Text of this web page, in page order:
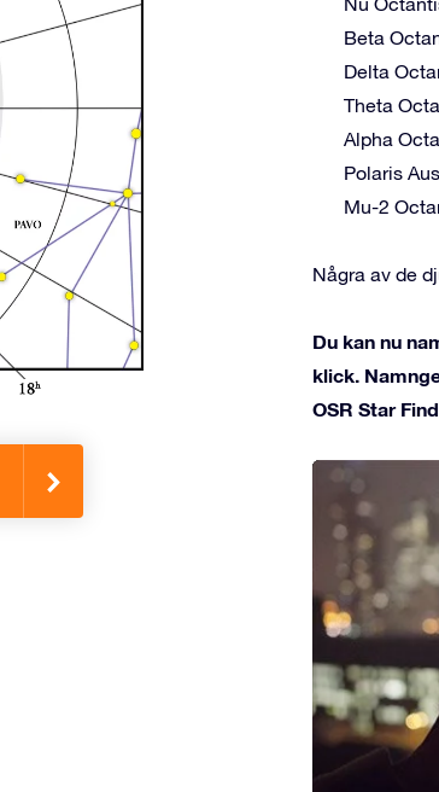
Beta
Delta
Theta
Alpha
Polaris
Mu-2
Några av de
Du kan nu
klick.
OSR Star